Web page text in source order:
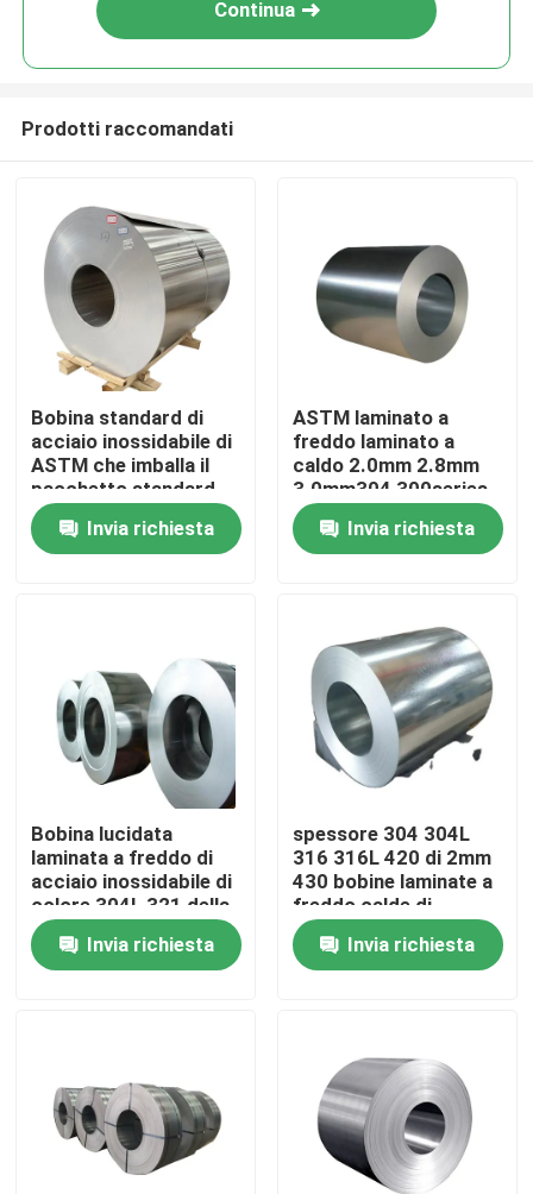
Casa.
Su di noi
Visita alla fabbrica
Controllo della qualità
Contattaci
Chiedi un preventivo
Strati del piatto di acciaio inossidabile
Continua
Prodotti raccomandati
Bobina standard di
acciaio inossidabile di
ASTM che imballa il
pacchetto standard
dell'esportazione
Invia richiesta
ASTM laminato a
freddo laminato a
caldo 2.0mm 2.8mm
3.0mm304 300series
ha saldato la bobina di
acciaio inossidabile
del grado 2B della lega
Invia richiesta
Bobina lucidata
laminata a freddo di
acciaio inossidabile di
colore 304L 321 della
bobina 304 di acciaio
inossidabileInvia richiesta
spessore 304 304L
316 316L 420 di 2mm
430 bobine laminate a
freddo calde di
acciaio inossidabile
06cr19ni10Invia richiesta